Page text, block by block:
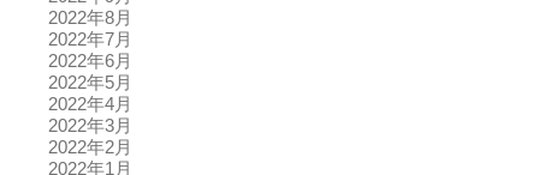
2022年8月
2022年7月
2022年6月
2022年5月
2022年4月
2022年3月
2022年2月
2022年1月